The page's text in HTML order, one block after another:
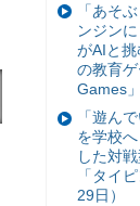
「あそ
ンジン
がAIと
の教育
Games
「遊ん
を学校
した対
「タイ
29日）